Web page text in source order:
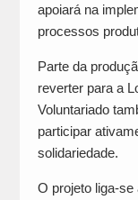
apoiará na
processos
Parte da
reverter para a
Voluntariado
participar
solidariedade.
O projeto liga-